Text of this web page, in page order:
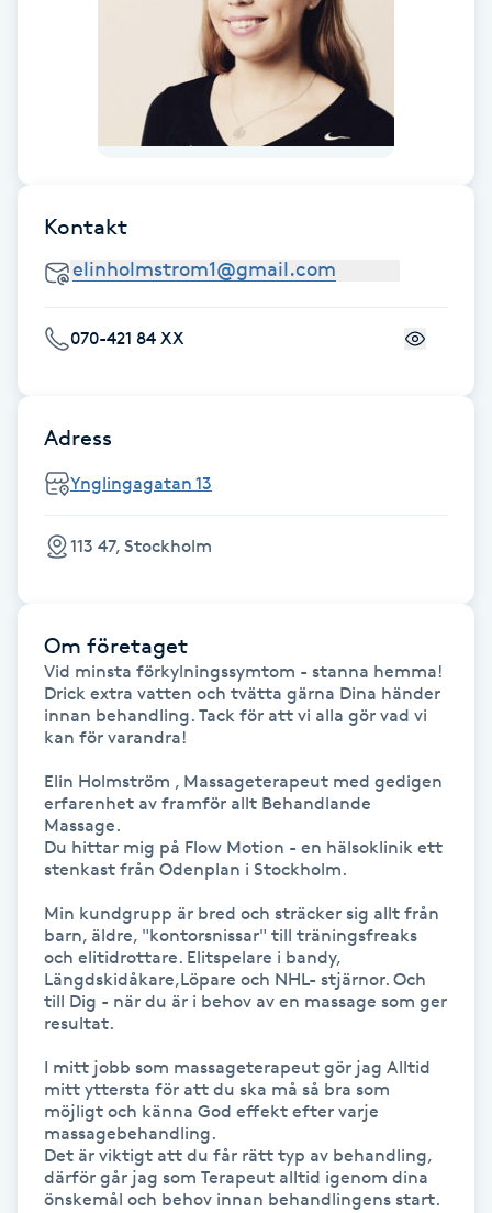
Faceliftmassage
Fettreducering
Fibromassage
Fillers
Fotmassage
Fotsvamp
Fransar
Fransborttagning
Fransförlängning
Fransförlängning Megavolym
Fransförlängning Volym
Fransk manikyr
Fransrengöring
Frekvensterapi
Friskvård
Kontakt
070-421 84 XX
Adress
Ynglingagatan 13
113 47, Stockholm
Om företaget
Vid minsta förkylningssymtom - stanna hemma!
Drick extra vatten och tvätta gärna Dina händer
innan behandling. Tack för att vi alla gör vad vi
kan för varandra!
Elin Holmström , Massageterapeut med gedigen
erfarenhet av framför allt Behandlande
Massage.
Du hittar mig på Flow Motion - en hälsoklinik ett
stenkast från Odenplan i Stockholm.
Min kundgrupp är bred och sträcker sig allt från
barn, äldre, "kontorsnissar" till träningsfreaks
och elitidrottare. Elitspelare i bandy,
Längdskidåkare,Löpare och NHL- stjärnor. Och
till Dig - när du är i behov av en massage som ger
resultat.
I mitt jobb som massageterapeut gör jag Alltid
mitt yttersta för att du ska må så bra som
möjligt och känna God effekt efter varje
massagebehandling.
Det är viktigt att du får rätt typ av behandling,
därför går jag som Terapeut alltid igenom dina
önskemål och behov innan behandlingens start.